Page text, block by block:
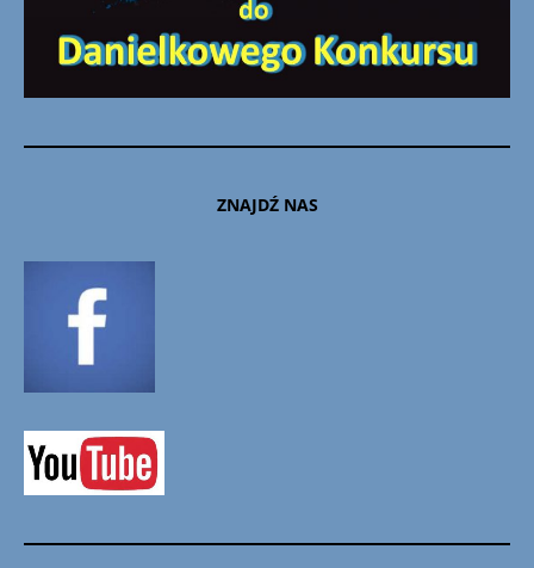
ZNAJDŹ NAS